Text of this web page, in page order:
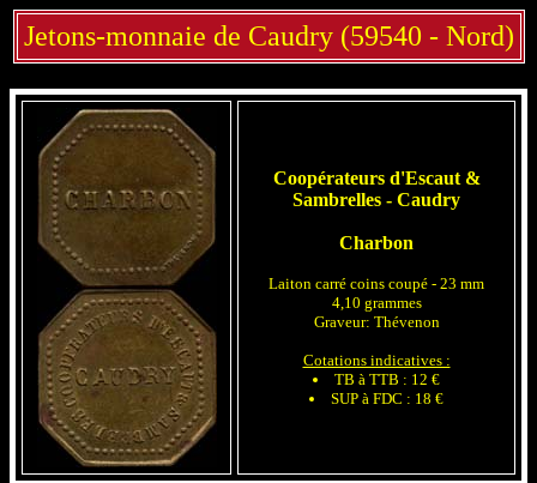
Jetons-monnaie de Caudry (59540 - Nord)
Coopérateurs d'Escaut &
Sambrelles - Caudry
Charbon
Laiton carré coins coupé - 23 mm
4,10 grammes
Graveur: Thévenon
Cotations indicatives :
TB à TTB : 12 €
SUP à FDC : 18 €